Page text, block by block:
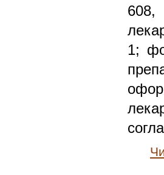
1;